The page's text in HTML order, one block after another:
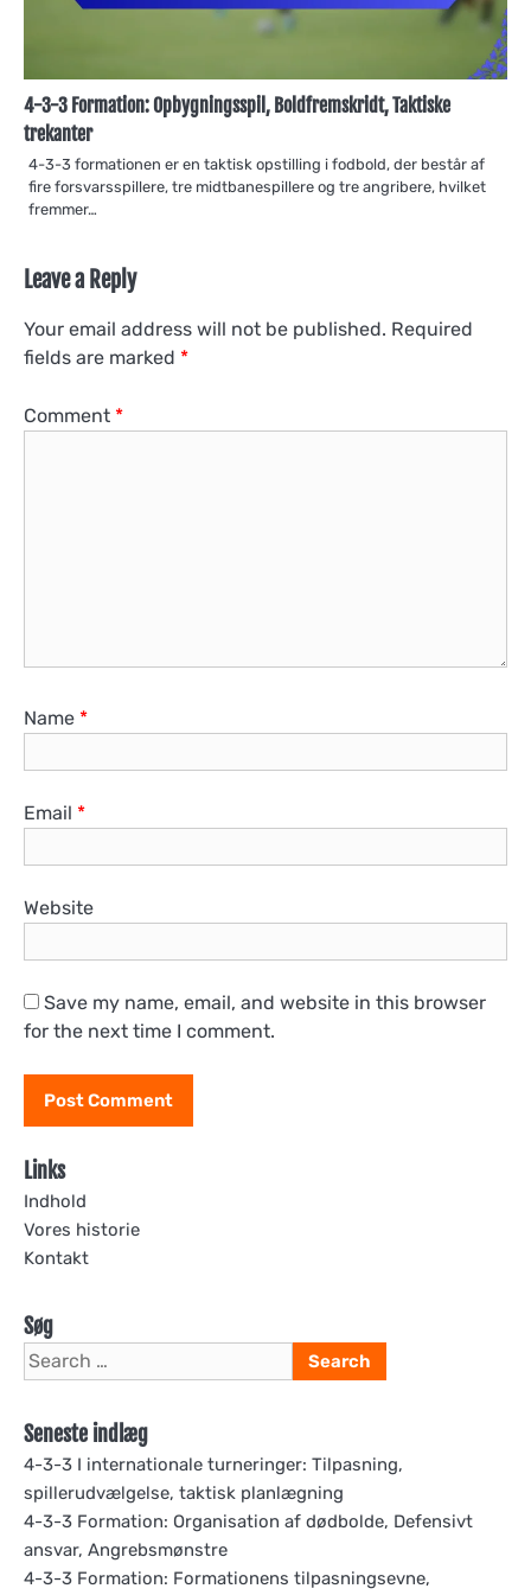
4-3-3 Formation: Opbygningsspil, Boldfremskridt, Taktiske
trekanter
4-3-3 formationen er en taktisk opstilling i fodbold, der består af
fire forsvarsspillere, tre midtbanespillere og tre angribere, hvilket
fremmer…
Leave a Reply
Your email address will not be published. Required
fields are marked *
Comment *
Name *
Email *
Website
Save my name, email, and website in this browser
for the next time I comment.
Links
Indhold
Vores historie
Kontakt
Søg
Search
for:
Seneste indlæg
4-3-3 I internationale turneringer: Tilpasning,
spillerudvælgelse, taktisk planlægning
4-3-3 Formation: Organisation af dødbolde, Defensivt
ansvar, Angrebsmønstre
4-3-3 Formation: Formationens tilpasningsevne,